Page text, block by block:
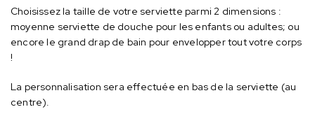
Choisissez la taille de votre serviette parmi 2 dimensions :
moyenne serviette de douche pour les enfants ou adultes; ou
encore le grand drap de bain pour envelopper tout votre corps
!
La personnalisation sera effectuée en bas de la serviette (au
centre).